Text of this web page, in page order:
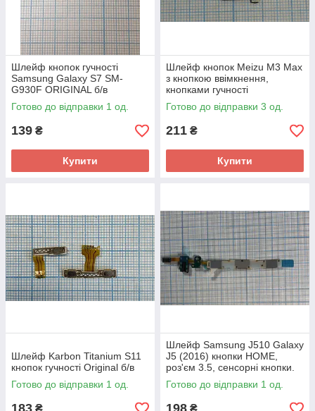
Шлейф кнопок гучності
Samsung Galaxy S7 SM-
G930F ORIGINAL б/в
Готово до відправки 1 од.
139 ₴
Купити
Шлейф кнопок Meizu M3 Max
з кнопкою ввімкнення,
кнопками гучності
Готово до відправки 3 од.
211 ₴
Купити
Шлейф Karbon Titanium S11
кнопок гучності Original б/в
Готово до відправки 1 од.
183 ₴
Шлейф Samsung J510 Galaxy
J5 (2016) кнопки HOME,
роз'єм 3.5, сенсорні кнопки.
Готово до відправки 1 од.
198 ₴